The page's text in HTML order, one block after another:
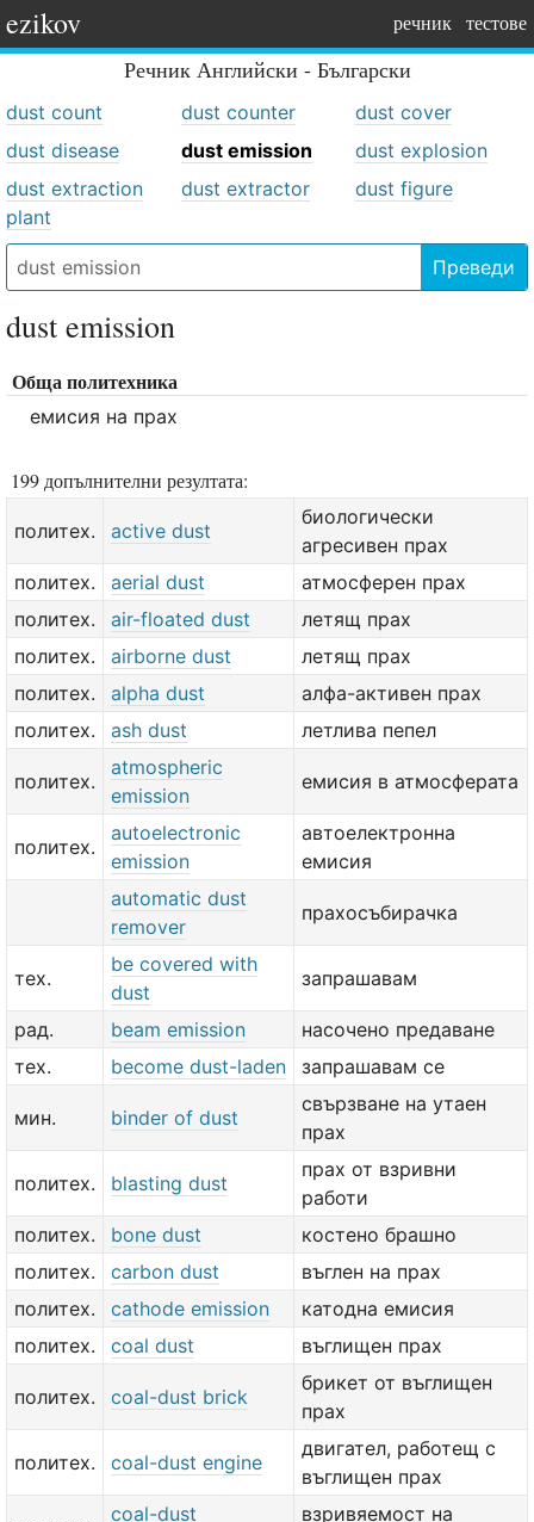
ezikov речник тестове
Речник Английски - Български
dust count dust counter
dust cover
dust disease
dust emission
dust explosion
dust extraction
plant
dust extractor dust figure
Преведи
dust emission
Обща политехника
емисия на прах
199 допълнителни резултата:
политех. active dust
биологически
агресивен прах
политех.
aerial dust
атмосферен прах
политех.
air-floated dust
летящ прах
политех.
airborne dust
летящ прах
политех.
alpha dust
алфа-активен прах
политех.
ash dust летлива пепел
политех.
atmospheric
emission
емисия в атмосферата
политех.
autoelectronic
emission
автоелектронна
емисия
automatic dust
remover
прахосъбирачка
тех.
be covered with
dust
запрашавам
рад. beam emission
насочено предаване
тех.
become dust-laden запрашавам се
мин. binder of dust
свързване на утаен
прах
политех. blasting dust
прах от взривни
работи
политех.
bone dust
костено брашно
политех.
carbon dust
въглен на прах
политех.
cathode emission
катодна емисия
политех.
coal dust въглищен прах
политех. coal-dust brick
брикет от въглищен
прах
политех. coal-dust engine
двигател, работещ с
въглищен прах
coal-dust
взривяемост на